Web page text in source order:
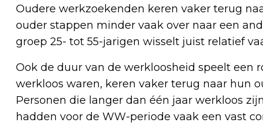
Oudere werkzoekenden keren vaker terug
ouder stappen minder vaak over naar een
groep 25- tot 55-jarigen wisselt juist relatief
Ook de duur van de werkloosheid speelt een
werkloos waren, keren vaker terug naar hun
Personen die langer dan één jaar werkloos
hadden voor de WW-periode vaak een vast